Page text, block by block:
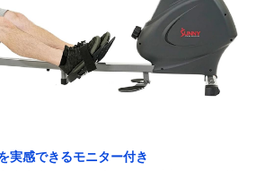
実感できるモニター付き